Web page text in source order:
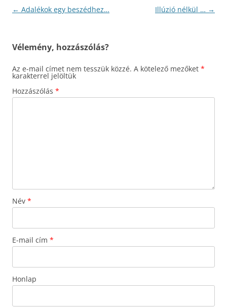
Bejegyzés
← Adalékok egy beszédhez… Illúzió nélkül … →
Vélemény, hozzászólás?
Az e-mail címet nem tesszük közzé. A kötelező mezőket *
karakterrel jelöltük
Hozzászólás *
Név *
E-mail cím *
Honlap